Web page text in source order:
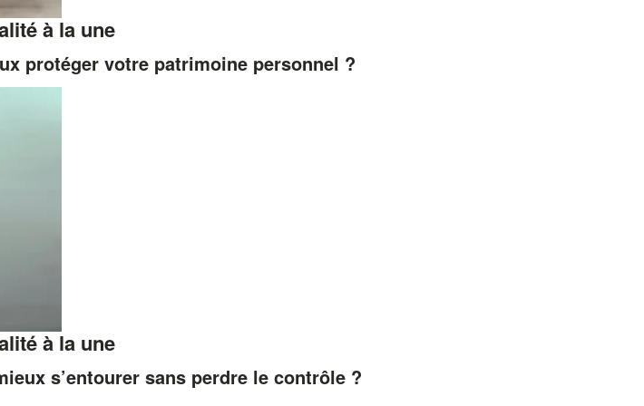
à la une
protéger votre patrimoine personnel ?
à la une
s’entourer sans perdre le contrôle ?